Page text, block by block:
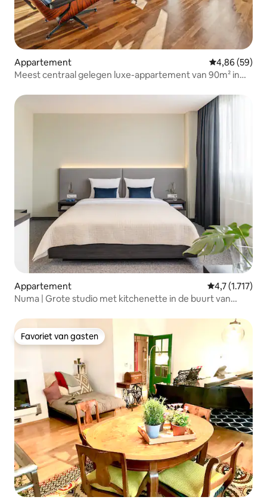
Appartement Gemiddelde
4,86 (59)
Meest centraal gelegen luxe-appartement van 90m² in
Appartement Gemiddelde
4,7 (1.717)
Numa | Grote studio met kitchenette in de buurt van
Favoriet van gasten
Favoriet van gasten